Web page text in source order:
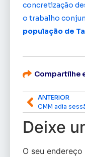
concretização
o trabalho
população de
Compartilhe
ANTERIOR
Deixe
O seu